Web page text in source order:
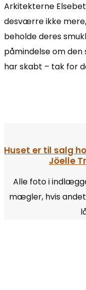
Arkitekterne
desværre ikke
beholde deres
påmindelse om
har skabt – tak for
Huset er til salg
Jöelle
Alle foto i
mægler, hvis